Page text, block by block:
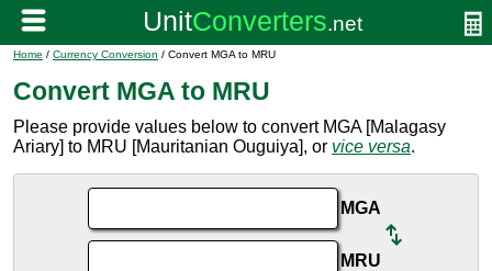
Home / Currency Conversion / Convert MGA to MRU
Convert MGA to MRU
Please provide values below to convert MGA [Malagasy
Ariary] to MRU [Mauritanian Ouguiya], or vice versa.
MGA
MRU